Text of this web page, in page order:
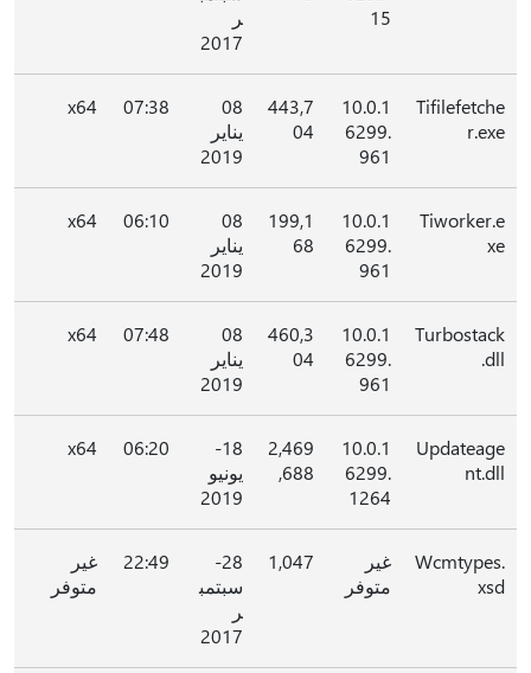
15
ر
2017
Tifilefetche
r.exe
10.0.1
6299.
961
443,7
04
08
يناير
2019
07:38
x64
Tiworker.e
xe
10.0.1
6299.
961
199,1
68
08
يناير
2019
06:10
x64
Turbostack
.dll
10.0.1
6299.
961
460,3
04
08
يناير
2019
07:48
x64
Updateage
nt.dll
10.0.1
6299.
1264
2,469
,688
18-
يونيو
2019
06:20
x64
Wcmtypes.
xsd
غير
متوفر
1,047
28-
سبتمب
ر
2017
22:49
غير
متوفر